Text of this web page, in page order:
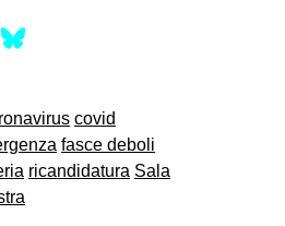
Facebook
covid
fasce deboli
ricandidatura Sala